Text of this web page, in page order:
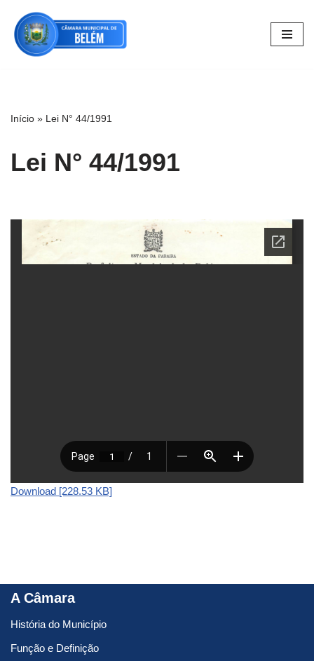
Pular
para
Início » Lei N° 44/1991
Lei N° 44/1991
Download [228.53 KB]
A Câmara
História do Município
Função e Definição